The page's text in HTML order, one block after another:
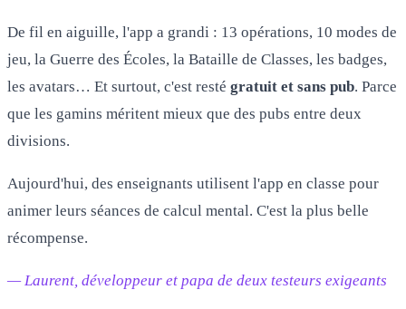
De fil en aiguille, l'app a grandi : 13 opérations, 10 modes de
jeu, la Guerre des Écoles, la Bataille de Classes, les badges,
les avatars… Et surtout, c'est resté gratuit et sans pub. Parce
que les gamins méritent mieux que des pubs entre deux
divisions.
Aujourd'hui, des enseignants utilisent l'app en classe pour
animer leurs séances de calcul mental. C'est la plus belle
récompense.
— Laurent, développeur et papa de deux testeurs exigeants